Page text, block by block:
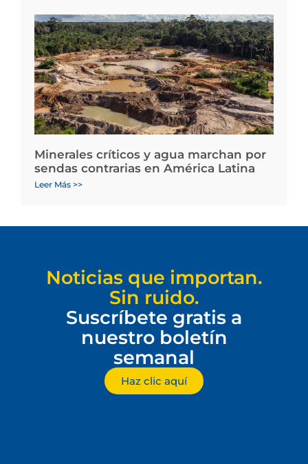
Minerales críticos y agua marchan por
sendas contrarias en América Latina
Leer Más >>
Noticias que importan.
Sin ruido.
Suscríbete gratis a
nuestro boletín
semanal
Haz clic aquí